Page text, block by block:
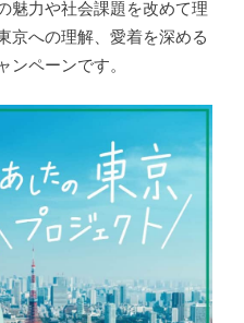
魅力や社会課題を改めて理
京への理解、愛着を深める
ンペーンです。